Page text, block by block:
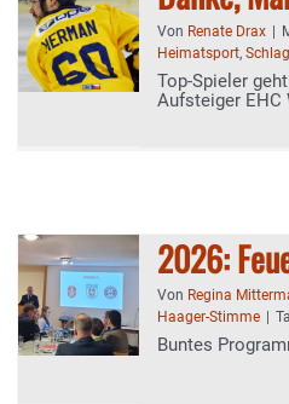
Von Renate Drax
Heimatsport,
Top-Spieler
Aufsteiger EHC
2026:
Von Regina
Haager-Stimme
Buntes